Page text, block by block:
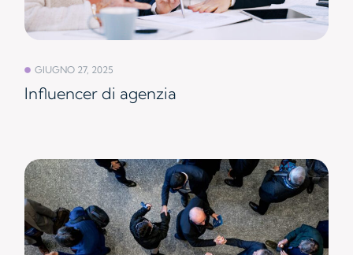
GIUGNO 27, 2025
Influencer di agenzia